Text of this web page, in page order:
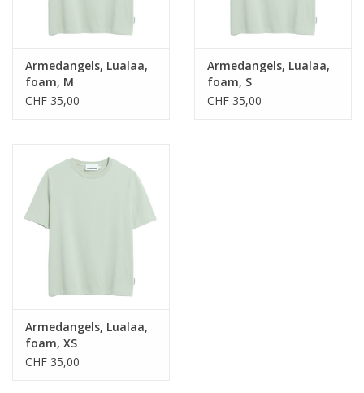
Armedangels, Lualaa,
foam, M
CHF 35,00
Armedangels, Lualaa,
foam, S
CHF 35,00
Armedangels, Lualaa,
foam, XS
CHF 35,00